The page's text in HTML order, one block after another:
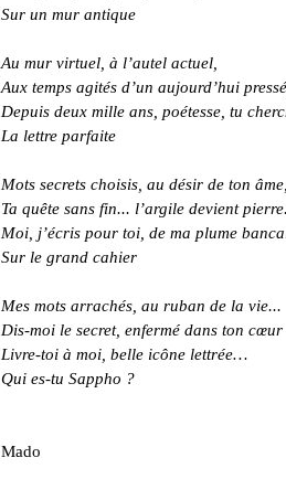
Sur un mur antique
Au mur virtuel, à l’autel actuel,
Aux temps agités d’un aujourd’hui pressé,
Depuis deux mille ans, poétesse, tu
La lettre parfaite
Mots secrets choisis, au désir de ton âme,
Ta quête sans fin... l’argile devient pierre.
Moi, j’écris pour toi, de ma plume
Sur le grand cahier
Mes mots arrachés, au ruban de la vie...
Dis-moi le secret, enfermé dans ton cœur
Livre-toi à moi, belle icône lettrée…
Qui es-tu Sappho ?
Mado